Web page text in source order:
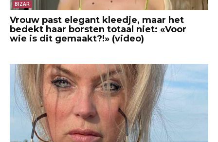
BIZAR
Vrouw past elegant kleedje, maar het
bedekt haar borsten totaal niet: «Voor
wie is dit gemaakt?!» (video)